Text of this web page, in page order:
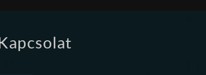
Kapcsolat